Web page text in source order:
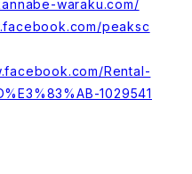
waraku.com/
peaksc
Rental-
1029541